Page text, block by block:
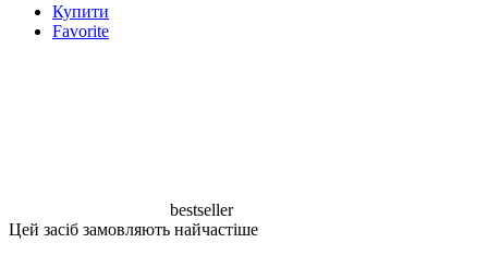
Купити
Favorite
bestseller
Цей засіб замовляють найчастіше